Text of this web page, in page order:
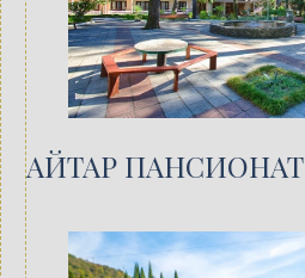
АЙТАР ПАНСИОНАТ